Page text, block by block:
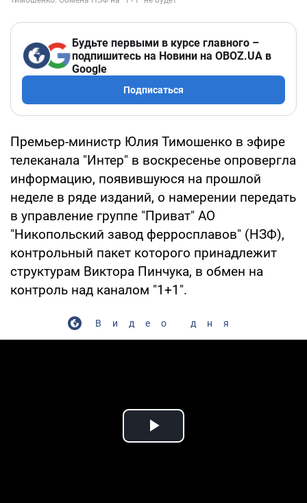
Будьте первыми в курсе главного –
подпишитесь на Новини на OBOZ.UA в
Google
Подписаться
Премьер-министр Юлия Тимошенко в эфире
телеканала "Интер" в воскресенье опровергла
информацию, появившуюся на прошлой
неделе в ряде изданий, о намерении передать
в управление группе "Приват" АО
"Никопольский завод ферросплавов" (НЗФ),
контрольный пакет которого принадлежит
структурам Виктора Пинчука, в обмен на
контроль над каналом "1+1".
Видео дня
Play Video